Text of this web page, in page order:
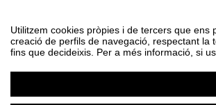
Utilitzem cookies pròpies i de tercers que
creació de perfils de navegació, respectant
fins que decideixis. Per a més informació, si